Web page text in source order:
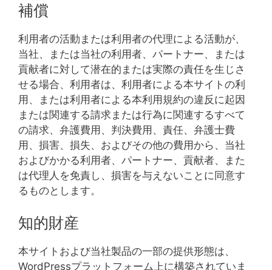
補償
利用者の活動または利用者の代理による活動が、
当社、または当社の利用者、パートナー、または
貢献者に対して潜在的または実際の責任を生じさ
せる場合、利用者は、利用者による本サイトの利
用、または利用者による本利用規約の違反に起因
または関連する請求または行為に関連するすべて
の請求、弁護費用、判決費用、責任、弁護士費
用、損害、損失、およびその他の費用から、当社
およびかかる利用者、パートナー、貢献者、また
は代理人を免責し、損害を与えないことに同意す
るものとします。
知的財産
本サイトおよび当社製品の一部の提供形態は、
WordPressプラットフォーム上に構築されていま